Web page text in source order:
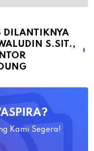
DILANTIKNYA
S.SIT.,
Kami Segera!